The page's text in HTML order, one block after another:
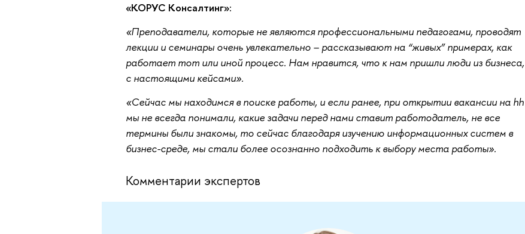
«КОРУС Консалтинг»:
«Преподаватели, которые не являются профессиональными педагогами, проводят
лекции и семинары очень увлекательно – рассказывают на “живых” примерах, как
работает тот или иной процесс. Нам нравится, что к нам пришли люди из бизнеса,
с настоящими кейсами».
«Сейчас мы находимся в поиске работы, и если ранее, при открытии вакансии на hh
мы не всегда понимали, какие задачи перед нами ставит работодатель, не все
термины были знакомы, то сейчас благодаря изучению информационных систем в
бизнес-среде, мы стали более осознанно подходить к выбору места работы».
Комментарии экспертов